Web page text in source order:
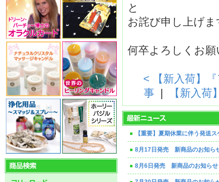
と
お詫び申し上げま
何卒よろしくお
< 【新入荷】
事
【新入
【重要】夏期休業に伴う発送
8月17日発売 新商品のお知ら
8月6日発売 新商品のお知らせ